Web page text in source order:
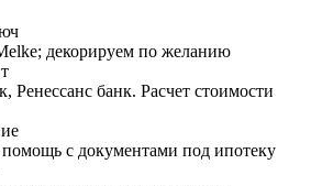
декорируем по желанию
Ренессанс банк. Расчет стоимости
помощь с документами под ипотеку